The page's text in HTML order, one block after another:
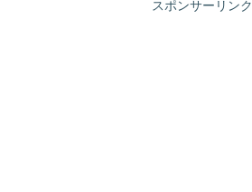
スポンサーリンク